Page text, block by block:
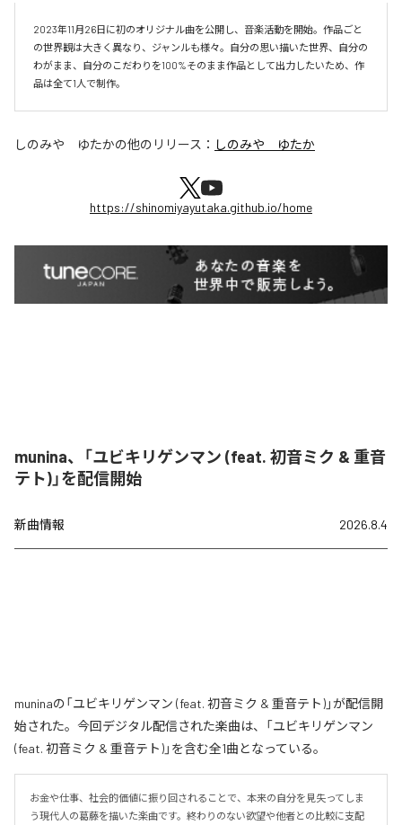
2023年11月26日に初のオリジナル曲を公開し、音楽活動を開始。作品ごと
の世界観は大きく異なり、ジャンルも様々。自分の思い描いた世界、自分の
わがまま、自分のこだわりを100%そのまま作品として出力したいため、作
品は全て1人で制作。
しのみや ゆたかの他のリリース： しのみや ゆたか
https://shinomiyayutaka.github.io/home
munina、「ユビキリゲンマン (feat. 初音ミク & 重音
テト)」を配信開始
新曲情報 2026.8.4
muninaの「ユビキリゲンマン (feat. 初音ミク & 重音テト)」が配信開
始された。今回デジタル配信された楽曲は、「ユビキリゲンマン
(feat. 初音ミク & 重音テト)」を含む全1曲となっている。
お金や仕事、社会的価値に振り回されることで、本来の自分を見失ってしま
う現代人の葛藤を描いた楽曲です。終わりのない欲望や他者との比較に支配